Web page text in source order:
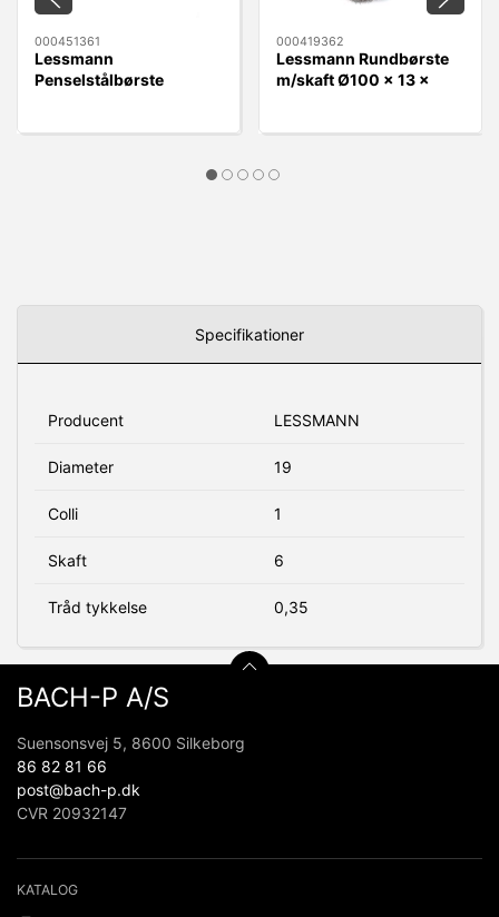
000451361
Lessmann
Penselstålbørste
000419362
Lessmann Rundbørste
m/skaft Ø100 x 13 x
Specifikationer
Producent LESSMANN
Diameter 19
Colli 1
Skaft 6
Tråd tykkelse 0,35
BACH-P A/S
Suensonsvej 5, 8600 Silkeborg
86 82 81 66
post@bach-p.dk
CVR 20932147
KATALOG